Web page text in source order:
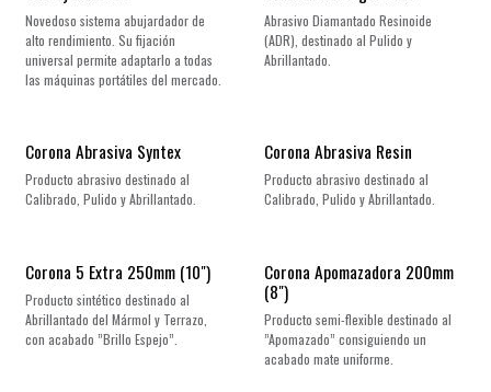
Novedoso sistema abujardador de
alto rendimiento. Su fijación
universal permite adaptarlo a todas
las máquinas portátiles del mercado.
Abrasivo Diamantado Resinoide
(ADR), destinado al Pulido y
Abrillantado.
Corona Abrasiva Syntex
Producto abrasivo destinado al
Calibrado, Pulido y Abrillantado.
Corona Abrasiva Resin
Producto abrasivo destinado al
Calibrado, Pulido y Abrillantado.
Corona 5 Extra 250mm (10")
Producto sintético destinado al
Abrillantado del Mármol y Terrazo,
con acabado ”Brillo Espejo”.
Corona Apomazadora 200mm
(8")
Producto semi-flexible destinado al
”Apomazado” consiguiendo un
acabado mate uniforme.